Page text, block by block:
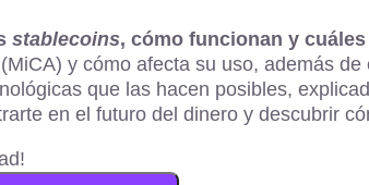
stablecoins, cómo funcionan y
y cómo afecta su uso, además
que las hacen posibles,
en el futuro del dinero y descubrir